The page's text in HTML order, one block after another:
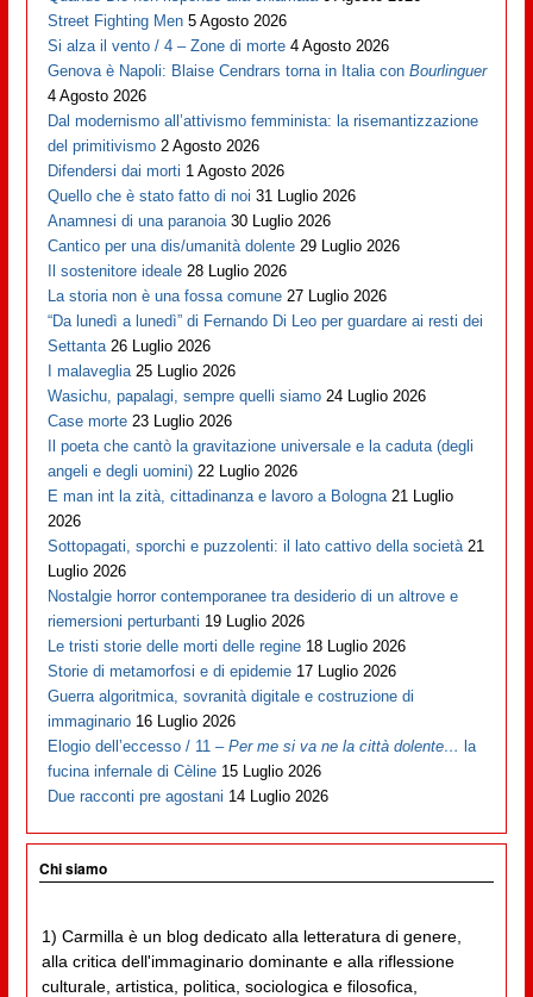
Street Fighting Men 5 Agosto 2026
Si alza il vento / 4 – Zone di morte 4 Agosto 2026
Genova è Napoli: Blaise Cendrars torna in Italia conBourlinguer
4 Agosto 2026
Dal modernismo all’attivismo femminista: la risemantizzazione
del primitivismo 2 Agosto 2026
Difendersi dai morti 1 Agosto 2026
Quello che è stato fatto di noi 31 Luglio 2026
Anamnesi di una paranoia 30 Luglio 2026
Cantico per una dis/umanità dolente 29 Luglio 2026
Il sostenitore ideale 28 Luglio 2026
La storia non è una fossa comune 27 Luglio 2026
“Da lunedì a lunedì” di Fernando Di Leo per guardare ai resti dei
Settanta 26 Luglio 2026
I malaveglia 25 Luglio 2026
Wasichu, papalagi, sempre quelli siamo 24 Luglio 2026
Case morte 23 Luglio 2026
Il poeta che cantò la gravitazione universale e la caduta (degli
angeli e degli uomini) 22 Luglio 2026
E man int la zità, cittadinanza e lavoro a Bologna 21 Luglio
2026
Sottopagati, sporchi e puzzolenti: il lato cattivo della società 21
Luglio 2026
Nostalgie horror contemporanee tra desiderio di un altrove e
riemersioni perturbanti 19 Luglio 2026
Le tristi storie delle morti delle regine 18 Luglio 2026
Storie di metamorfosi e di epidemie 17 Luglio 2026
Guerra algoritmica, sovranità digitale e costruzione di
immaginario 16 Luglio 2026
Elogio dell’eccesso / 11 –Per me si va ne la città dolente… la
fucina infernale di Cèline 15 Luglio 2026
Due racconti pre agostani 14 Luglio 2026
Chi siamo
1) Carmilla è un blog dedicato alla letteratura di genere,
alla critica dell'immaginario dominante e alla riflessione
culturale, artistica, politica, sociologica e filosofica,